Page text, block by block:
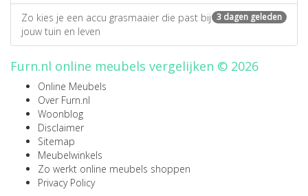
3 dagen geleden
Zo kies je een accu grasmaaier die past bij
jouw tuin en leven
Furn.nl online meubels vergelijken © 2026
Online Meubels
Over Furn.nl
Woonblog
Disclaimer
Sitemap
Meubelwinkels
Zo werkt online meubels shoppen
Privacy Policy